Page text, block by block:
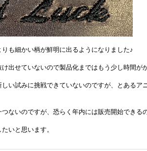
も細かい柄が鮮明に出るようになりました♪
出せていないので製品化まではもう少し時間が
い試みに挑戦できていないのですが、とあるア
ないのですが、恐らく年内には販売開始できる
いと思います。